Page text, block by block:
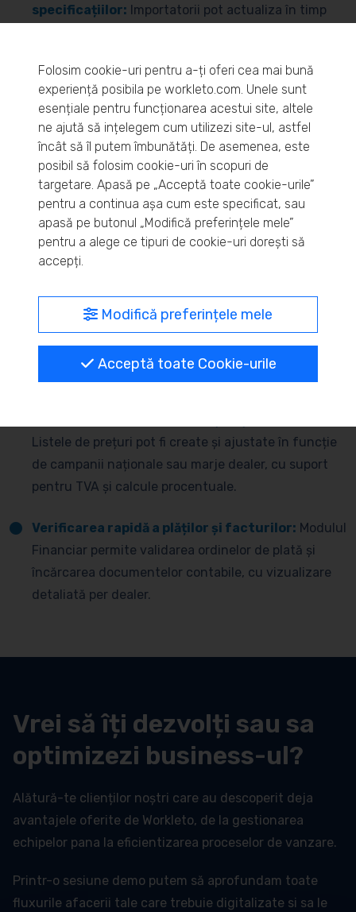
specificațiilor: Importatorii pot actualiza în timp
Administrarea facilă a comenzilor dealerilor:
Printr-o interfață intuitivă, comenzile pot fi
aprobate, anulate sau modificate rapid, cu notificări
și urmărire în timp real.
Gestionarea dinamică a rețelei de dealeri:
pot configura accesul și permisiunile pentru fiecare
dealer, în funcție de brand, zonă sau
responsabilități.
Monitorizarea livrărilor și transportului:
Vehiculele pot fi urmărite între locații definite prin
checkpoint-uri configurabile, asigurând
Listele de prețuri pot fi create și ajustate în funcție
de campanii naționale sau marje dealer, cu suport
pentru TVA și calcule procentuale.
Verificarea rapidă a plăților și facturilor: Modulul
Financiar permite validarea ordinelor de plată și
încărcarea documentelor contabile, cu vizualizare
detaliată per dealer.
Vrei să îți dezvolți sau sa
optimizezi business-ul?
Alătură-te clienților noștri care au descoperit deja
avantajele oferite de Workleto, de la gestionarea
echipelor pana la eficientizarea proceselor de vanzare.
Printr-o sesiune demo putem să aprofundam toate
fluxurile afacerii tale care trebuie digitalizate si sa le
Folosim cookie-uri pentru a-ți oferi cea mai bună
experiență posibila pe workleto.com. Unele sunt
esențiale pentru funcționarea acestui site, altele
ne ajută să ințelegem cum utilizezi site-ul, astfel
încât să îl putem îmbunătăți. De asemenea, este
posibil să folosim cookie-uri în scopuri de
targetare. Apasă pe „Acceptă toate cookie-urile”
pentru a continua așa cum este specificat, sau
apasă pe butonul „Modifică preferințele mele”
pentru a alege ce tipuri de cookie-uri dorești să
accepți.
Modifică preferințele mele
Acceptă toate Cookie-urile